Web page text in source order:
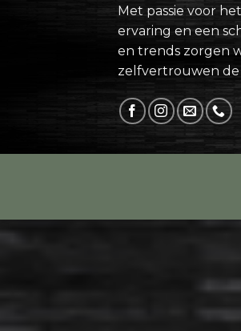
Met passie voor
ervaring en een
en trends zorgen
zelfvertrouwen